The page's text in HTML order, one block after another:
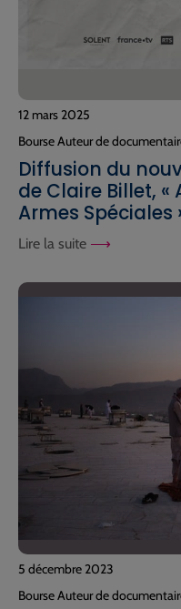
12 mars 2025
Bourse Auteur de
Diffusion du
de Claire Billet, «
Armes Spéciales
Lire la suite
5 décembre 2023
Bourse Auteur de